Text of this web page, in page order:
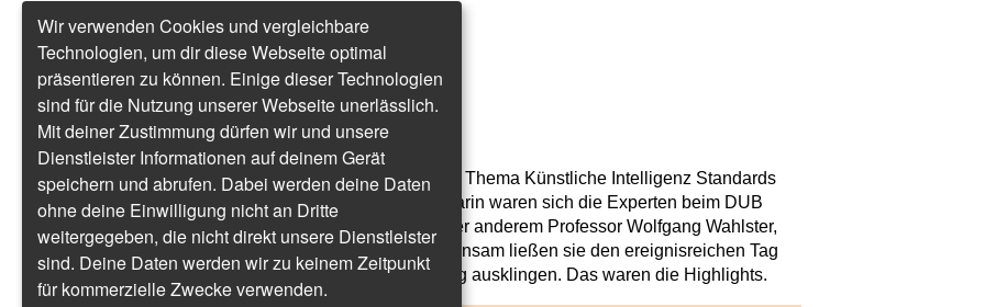
Der Tag im Rückblick
Deutschland und Europa haben gute Chancen beim Thema Künstliche Intelligenz Standards
zu setzen und eine führende Rolle einzunehmen. Darin waren sich die Experten beim DUB
Digital Think Tank einig. Auf der Bühne standen unter anderem Professor Wolfgang Wahlster,
Nicola Beer, Ashok Kaul und Alexander Britz. Gemeinsam ließen sie den ereignisreichen Tag
beim Networking-Dinner in der "Bullerei" in Hamburg ausklingen. Das waren die Highlights.
Wir verwenden Cookies und vergleichbare
Technologien, um dir diese Webseite optimal
präsentieren zu können. Einige dieser Technologien
sind für die Nutzung unserer Webseite unerlässlich.
Mit deiner Zustimmung dürfen wir und unsere
Dienstleister Informationen auf deinem Gerät
speichern und abrufen. Dabei werden deine Daten
ohne deine Einwilligung nicht an Dritte
weitergegeben, die nicht direkt unsere Dienstleister
sind. Deine Daten werden wir zu keinem Zeitpunkt
für kommerzielle Zwecke verwenden.